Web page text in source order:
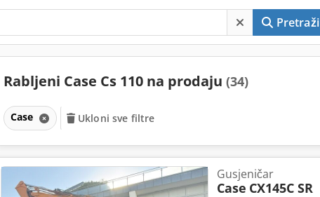
Pretraži
Rabljeni Case Cs 110 na prodaju (34)
Case Ukloni sve filtre
Gusjeničar
Case CX145C SR